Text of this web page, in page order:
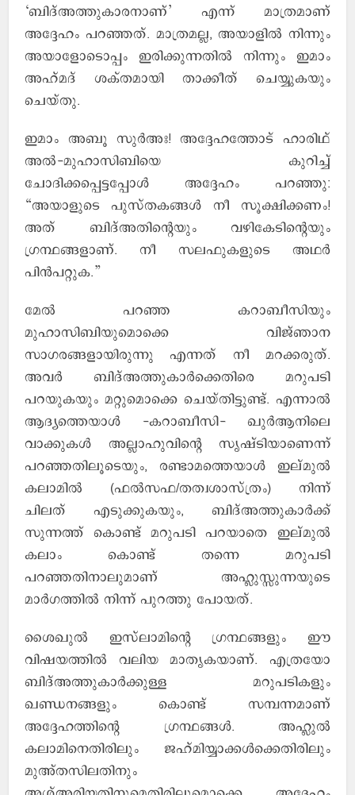
‘ബിദ്അത്തുകാരനാണ്’ എന്ന് മാത്രമാണ്
അദ്ദേഹം പറഞ്ഞത്. മാത്രമല്ല, അയാളില്‍ നിന്നും
അയാളോടൊപ്പം ഇരിക്കുന്നതില്‍ നിന്നും ഇമാം
അഹ്മദ് ശക്തമായി താക്കീത് ചെയ്യുകയും
ചെയ്തു.
ഇമാം അബൂ സുര്‍അഃ! അദ്ദേഹത്തോട് ഹാരിഥ്
അല്‍-മുഹാസിബിയെ കുറിച്ച്
ചോദിക്കപ്പെട്ടപ്പോള്‍ അദ്ദേഹം പറഞ്ഞു:
“അയാളുടെ പുസ്തകങ്ങള്‍ നീ സൂക്ഷിക്കണം!
അത് ബിദ്അതിന്റെയും വഴികേടിന്റെയും
ഗ്രന്ഥങ്ങളാണ്. നീ സലഫുകളുടെ അഥര്‍
പിന്‍പറ്റുക.”
മേല്‍ പറഞ്ഞ കറാബീസിയും
മുഹാസിബിയുമൊക്കെ വിജ്ഞാന
സാഗരങ്ങളായിരുന്നു എന്നത് നീ മറക്കരുത്.
അവര്‍ ബിദ്അത്തുകാര്‍ക്കെതിരെ മറുപടി
പറയുകയും മറ്റുമൊക്കെ ചെയ്തിട്ടുണ്ട്. എന്നാല്‍
ആദ്യത്തെയാള്‍ -കറാബീസി- ഖുര്‍ആനിലെ
വാക്കുകള്‍ അല്ലാഹുവിന്റെ സൃഷ്ടിയാണെന്ന്
പറഞ്ഞതിലൂടെയും, രണ്ടാമത്തെയാള്‍ ഇല്മുല്‍
കലാമില്‍ (ഫല്‍സഫ/തത്വശാസ്ത്രം) നിന്ന്
ചിലത് എടുക്കുകയും, ബിദ്അത്തുകാര്‍ക്ക്
സുന്നത്ത് കൊണ്ട് മറുപടി പറയാതെ ഇല്മുല്‍
കലാം കൊണ്ട് തന്നെ മറുപടി
പറഞ്ഞതിനാലുമാണ് അഹ്ലുസ്സുന്നയുടെ
മാര്‍ഗത്തില്‍ നിന്ന് പുറത്തു പോയത്.
ശൈഖുല്‍ ഇസ്‌ലാമിന്റെ ഗ്രന്ഥങ്ങളും ഈ
വിഷയത്തില്‍ വലിയ മാതൃകയാണ്. എത്രയോ
ബിദ്അത്തുകാര്‍ക്കുള്ള മറുപടികളും
ഖണ്ഡനങ്ങളും കൊണ്ട് സമ്പന്നമാണ്
അദ്ദേഹത്തിന്റെ ഗ്രന്ഥങ്ങള്‍. അഹ്ലുല്‍
കലാമിനെതിരിലും ജഹ്മിയ്യാക്കള്‍ക്കെതിരിലും
മുഅ്തസിലതിനും